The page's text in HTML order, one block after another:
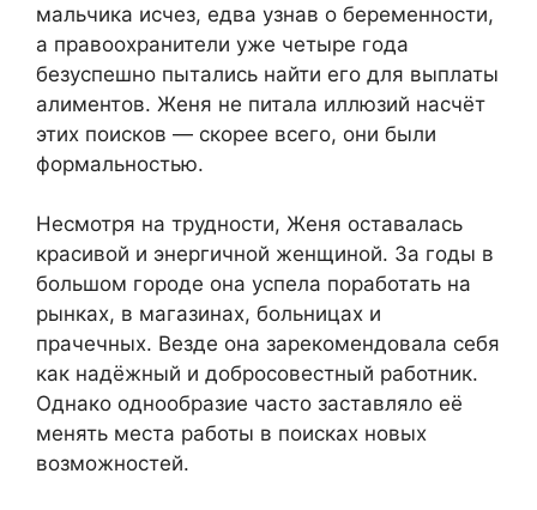
мальчика исчез, едва узнав о беременности,
а правоохранители уже четыре года
безуспешно пытались найти его для выплаты
алиментов. Женя не питала иллюзий насчёт
этих поисков — скорее всего, они были
формальностью.
Несмотря на трудности, Женя оставалась
красивой и энергичной женщиной. За годы в
большом городе она успела поработать на
рынках, в магазинах, больницах и
прачечных. Везде она зарекомендовала себя
как надёжный и добросовестный работник.
Однако однообразие часто заставляло её
менять места работы в поисках новых
возможностей.